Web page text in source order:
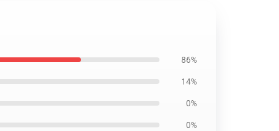
86%
14%
0%
0%